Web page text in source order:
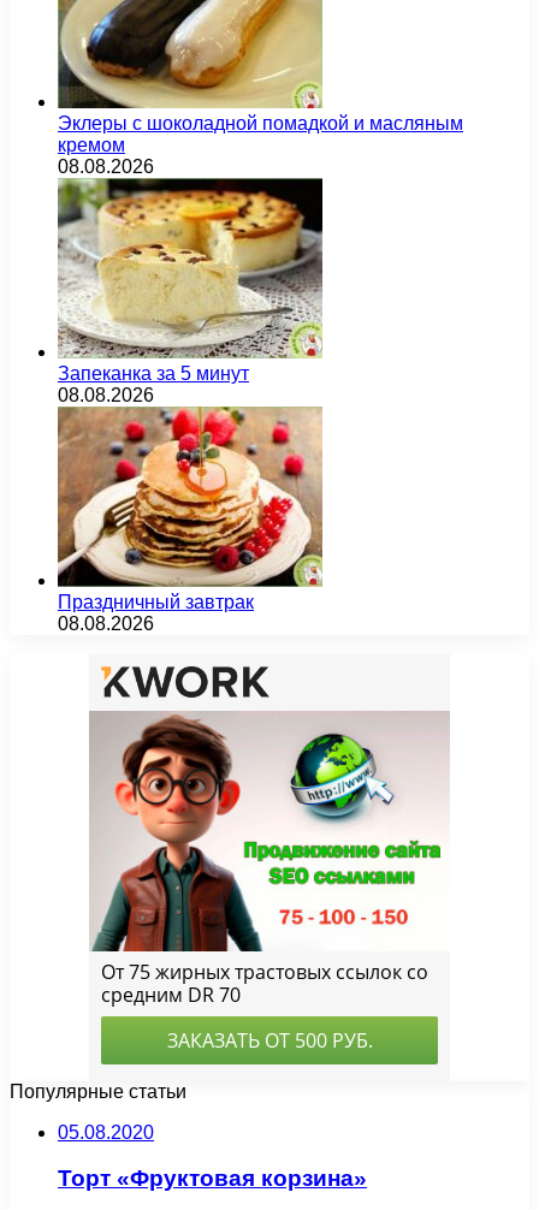
Эклеры с шоколадной помадкой и масляным
кремом
08.08.2026
Запеканка за 5 минут
08.08.2026
Праздничный завтрак
08.08.2026
Популярные статьи
05.08.2020
Торт «Фруктовая корзина»